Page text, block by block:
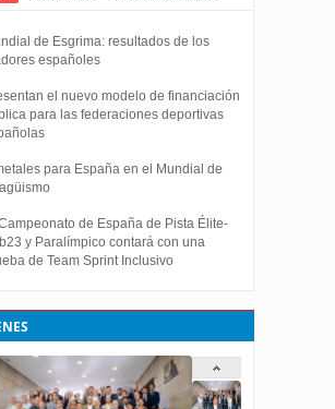
de Esgrima: resultados de los
españoles
el nuevo modelo de financiación
para las federaciones deportivas
para España en el Mundial de
de España de Pista Élite-
y Paralímpico contará con una
de Team Sprint Inclusivo